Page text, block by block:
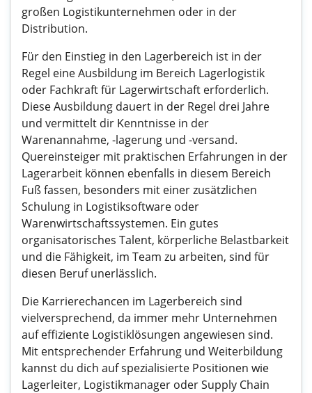
großen Logistikunternehmen oder in der
Distribution.
Für den Einstieg in den Lagerbereich ist in der
Regel eine Ausbildung im Bereich Lagerlogistik
oder Fachkraft für Lagerwirtschaft erforderlich.
Diese Ausbildung dauert in der Regel drei Jahre
und vermittelt dir Kenntnisse in der
Warenannahme, -lagerung und -versand.
Quereinsteiger mit praktischen Erfahrungen in der
Lagerarbeit können ebenfalls in diesem Bereich
Fuß fassen, besonders mit einer zusätzlichen
Schulung in Logistiksoftware oder
Warenwirtschaftssystemen. Ein gutes
organisatorisches Talent, körperliche Belastbarkeit
und die Fähigkeit, im Team zu arbeiten, sind für
diesen Beruf unerlässlich.
Die Karrierechancen im Lagerbereich sind
vielversprechend, da immer mehr Unternehmen
auf effiziente Logistiklösungen angewiesen sind.
Mit entsprechender Erfahrung und Weiterbildung
kannst du dich auf spezialisierte Positionen wie
Lagerleiter, Logistikmanager oder Supply Chain